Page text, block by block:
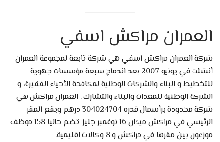
العمران مراكش اسفي
شركة العمران مراكش اسفي هي شركة تابعة لمجموعة العمران
أنشئت في يونيو 2007 بعد اندماج سبعة مؤسسات جهوية
للتخطيط و البناء والشركات الوطنية لمكافحة الأحياء الفقيرة، و
الشركة الوطنية للمعدات والبناء والتشارك . العمران مراكش هي
شركة محدودة برأسمال قدره 304024704 درهم ويقع المقر
الرئيسي في مراكش ميدان 16 نوفمبر جليز. تضم حاليا 158 موظف
موزعون بين مقرها في مراكش و 8 وكالات اقليمية.